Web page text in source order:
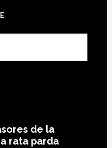
de la
rata parda